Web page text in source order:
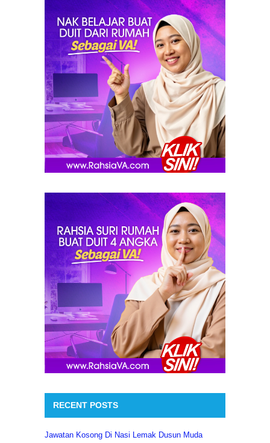
RECENT POSTS
Jawatan Kosong Di Nasi Lemak Dusun Muda